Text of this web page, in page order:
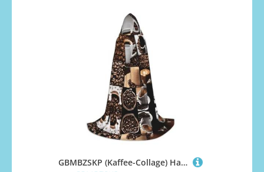
GBMBZSKP (Kaffee-Collage) Halloween-Kapuzenumhang, Hexenhut für Jungen und Mädchen, Kinder, 85–134 cm, Kapuzenumhang, Halloween, Vampir-Kostüm, Cosplay, Ostern, Maskerade, Party